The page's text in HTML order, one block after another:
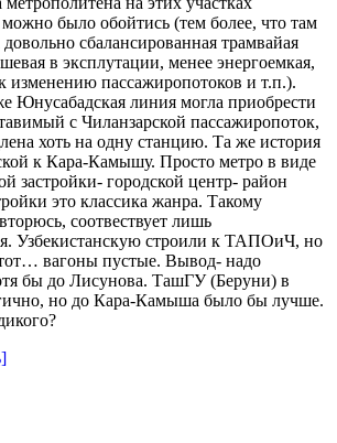
можно было обойтись (тем более, что там
сбалансированная трамвайая
в эксплутации, менее энергоемкая,
изменению пассажиропотоков и т.п.).
Юнусабадская линия могла приобрести
с Чиланзарской пассажиропоток,
хоть на одну станцию. Та же история
к Кара-Камышу. Просто метро в виде
застройки- городской центр- район
это классика жанра. Такому
соотвествует лишь
Узбекистанскую строили к ТАПОиЧ, но
вагоны пустые. Вывод- надо
бы до Лисунова. ТашГУ (Беруни) в
но до Кара-Камыша было бы лучше.